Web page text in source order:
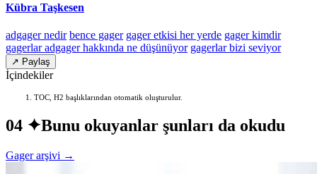
Kübra Taşkesen
adgager nedir bence gager gager etkisi her yerde gager kimdir
gagerlar adgager hakkında ne düşünüyor gagerlar bizi seviyor
↗ Paylaş
İçindekiler
TOC, H2 başlıklarından otomatik oluşturulur.
04 ✦Bunu okuyanlar şunları da okudu
Gager arşivi →